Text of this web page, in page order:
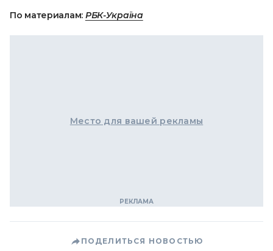
По материалам: РБК-Україна
Место для вашей рекламы
ПОДЕЛИТЬСЯ НОВОСТЬЮ